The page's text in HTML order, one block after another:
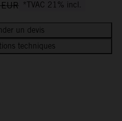
EUR *TVAC 21% incl.
un devis
techniques